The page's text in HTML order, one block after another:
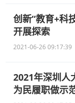
创新“教育+科
开展探索
2021-06-26 09:17:39
2021年深圳人
为民履职做示